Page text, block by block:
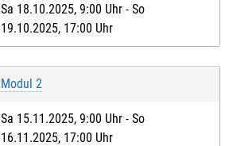
Sa 18.10.2025, 9:00 Uhr - So
19.10.2025, 17:00 Uhr
Modul 2
Sa 15.11.2025, 9:00 Uhr - So
16.11.2025, 17:00 Uhr